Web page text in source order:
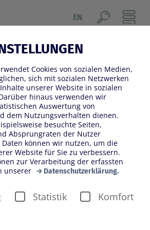
Cookies von sozialen Medien,
sich mit sozialen Netzwerken
unserer Website in sozialen
hinaus verwenden wir
Auswertung von
dem Nutzungsverhalten dienen.
besuchte Seiten,
Absprungraten der Nutzer
Daten können wir nutzen, um die
Website für Sie zu verbessern.
zur Verarbeitung der erfassten
unserer
Datenschutzerklärung.
Statistik
Komfort
EN
NICHT WEIT VOM
und Gemüse aus der Region
in der Nachbarschaft.
wir unsere Kund*innen an
Produkten aus allen wichtigen
– direkt von unseren
So bekommt der Handel
– natürlich auch in Bio-Qualität.